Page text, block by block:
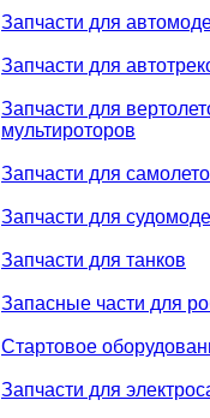
Запчасти для
Запчасти для
Запчасти для
мультироторов
Запчасти для
Запчасти для
Запчасти для танков
Запасные части для
Стартовое
Запчасти для